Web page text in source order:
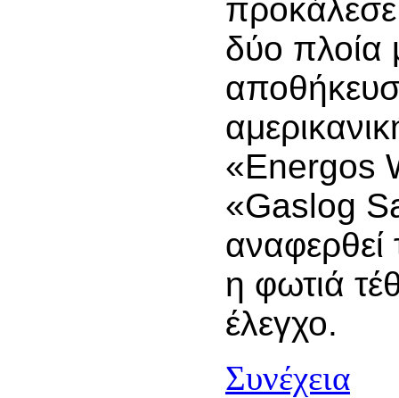
δύο πλοία
«Energos
«Gaslog
αναφερθεί
η φωτιά
έλεγχο.
Συνέχεια